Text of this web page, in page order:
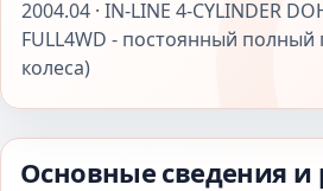
2004.04 · IN-LINE 4-CYLINDER
FULL4WD - постоянный полный
колеса)
Основные сведения и